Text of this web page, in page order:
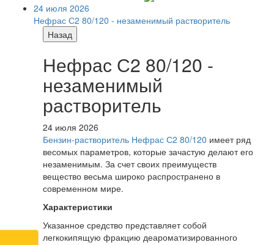
24 июля 2026
Нефрас С2 80/120 - незаменимый растворитель
Назад
Нефрас С2 80/120 -
незаменимый
растворитель
24 июля 2026
Бензин-растворитель Нефрас С2 80/120 имеет ряд
весомых параметров, которые зачастую делают его
незаменимым. За счет своих преимуществ
вещество весьма широко распространено в
современном мире.
Характеристики
Указанное средство представляет собой
легкокипящую фракцию деароматизированного